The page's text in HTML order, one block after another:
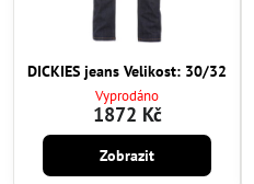
DICKIES jeans Velikost: 30/32
Vyprodáno
1872 Kč
Zobrazit